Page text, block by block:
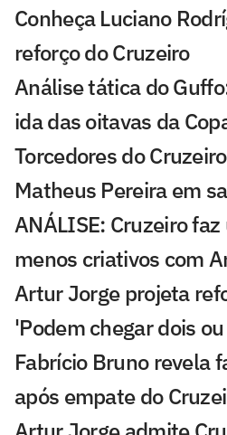
Conheça Luciano
reforço do Cruzeiro
Análise tática do
ida das oitavas da
Torcedores do
Matheus Pereira em
ANÁLISE: Cruzeiro
menos criativos com
Artur Jorge projeta
'Podem chegar dois
Fabrício Bruno revela
após empate do